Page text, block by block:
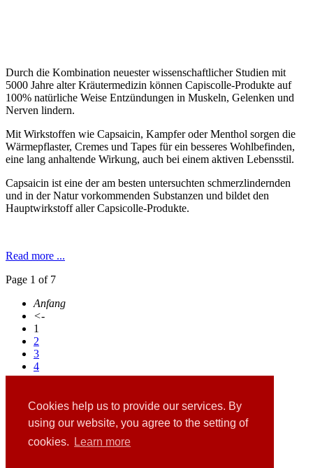
Cookies help us to provide our services. By
using our website, you agree to the setting of
cookies.
Learn more
Durch die Kombination neuester wissenschaftlicher Studien mit
5000 Jahre alter Kräutermedizin können Capiscolle-Produkte auf
100% natürliche Weise Entzündungen in Muskeln, Gelenken und
Nerven lindern.
Mit Wirkstoffen wie Capsaicin, Kampfer oder Menthol sorgen die
Wärmepflaster, Cremes und Tapes für ein besseres Wohlbefinden,
eine lang anhaltende Wirkung, auch bei einem aktiven Lebensstil.
Capsaicin ist eine der am besten untersuchten schmerzlindernden
und in der Natur vorkommenden Substanzen und bildet den
Hauptwirkstoff aller Capsicolle-Produkte.
Read more ...
Page 1 of 7
Anfang
<-
1
2
3
4
...
7
->
Ende